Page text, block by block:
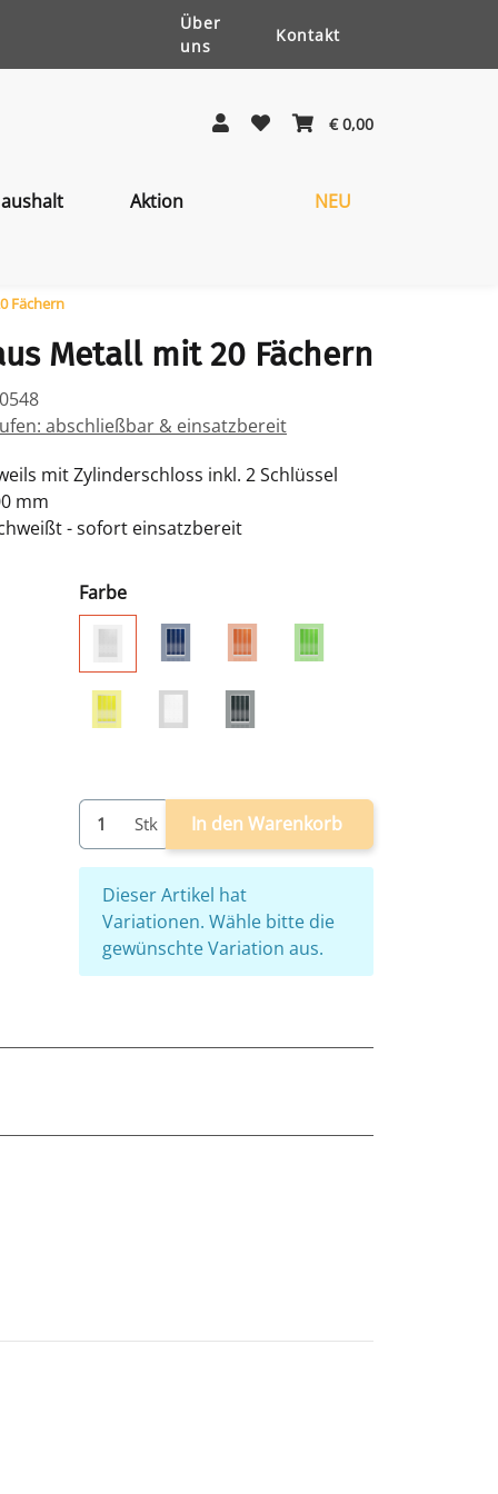
Über
uns
Kontakt
€ 0,00
Aktion NEU
Fächern
Metall mit 20 Fächern
abschließbar & einsatzbereit
mit Zylinderschloss inkl. 2 Schlüssel
mm
- sofort einsatzbereit
Farbe
Stk In den Warenkorb
x
Dieser Artikel hat
Variationen. Wähle bitte die
gewünschte Variation aus.